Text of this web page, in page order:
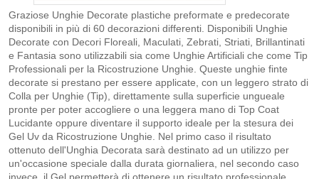
Graziose Unghie Decorate plastiche preformate e predecorate
disponibili in più di 60 decorazioni differenti. Disponibili Unghie
Decorate con Decori Floreali, Maculati, Zebrati, Striati, Brillantinati
e Fantasia sono utilizzabili sia come Unghie Artificiali che come Tip
Professionali per la Ricostruzione Unghie. Queste unghie finte
decorate si prestano per essere applicate, con un leggero strato di
Colla per Unghie (Tip), direttamente sulla superficie ungueale
pronte per poter accogliere o una leggera mano di Top Coat
Lucidante oppure diventare il supporto ideale per la stesura dei
Gel Uv da Ricostruzione Unghie. Nel primo caso il risultato
ottenuto dell'Unghia Decorata sarà destinato ad un utilizzo per
un'occasione speciale dalla durata giornaliera, nel secondo caso